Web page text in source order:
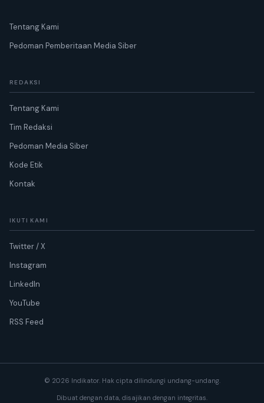
Tentang Kami
Pedoman Pemberitaan Media Siber
REDAKSI
Tentang Kami
Tim Redaksi
Pedoman Media Siber
Kode Etik
Kontak
IKUTI KAMI
Twitter / X
Instagram
LinkedIn
YouTube
RSS Feed
© 2026 Indikator. Hak cipta dilindungi undang-undang.
Dibuat dengan data, disajikan dengan integritas.